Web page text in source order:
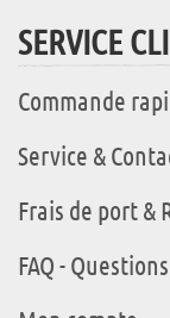
SERVICE
Commande
Service &
Frais de port &
FAQ -